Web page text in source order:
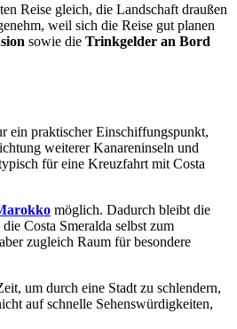
Reise gleich, die Landschaft draußen
weil sich die Reise gut planen
sowie die Trinkgelder an Bord
ein praktischer Einschiffungspunkt,
weiterer Kanareninseln und
für eine Kreuzfahrt mit Costa
möglich. Dadurch bleibt die
Costa Smeralda selbst zum
zugleich Raum für besondere
um durch eine Stadt zu schlendern,
auf schnelle Sehenswürdigkeiten,